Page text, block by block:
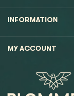
INFORMATION
MY ACCOUNT